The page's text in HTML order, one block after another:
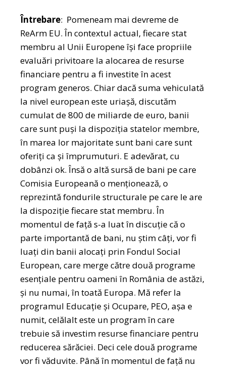
Întrebare: Pomeneam mai devreme de
ReArm EU. În contextul actual, fiecare stat
membru al Unii Europene își face propriile
evaluări privitoare la alocarea de resurse
financiare pentru a fi investite în acest
program generos. Chiar dacă suma vehiculată
la nivel european este uriașă, discutăm
cumulat de 800 de miliarde de euro, banii
care sunt puși la dispoziția statelor membre,
în marea lor majoritate sunt bani care sunt
oferiți ca și împrumuturi. E adevărat, cu
dobânzi ok. Însă o altă sursă de bani pe care
Comisia Europeană o menționează, o
reprezintă fondurile structurale pe care le are
la dispoziție fiecare stat membru. În
momentul de față s-a luat în discuție că o
parte importantă de bani, nu știm câți, vor fi
luați din banii alocați prin Fondul Social
European, care merge către două programe
esențiale pentru oameni în România de astăzi,
și nu numai, în toată Europa. Mă refer la
programul Educație și Ocupare, PEO, așa e
numit, celălalt este un program în care
trebuie să investim resurse financiare pentru
reducerea sărăciei. Deci cele două programe
vor fi văduvite. Până în momentul de față nu